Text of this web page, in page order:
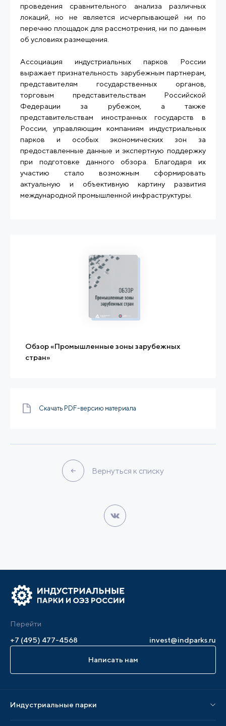
проведения сравнительного анализа различных
локаций, но не является исчерпывающей ни по
перечню площадок для рассмотрения, ни по данным
об условиях размещения.
Ассоциация индустриальных парков России
выражает признательность зарубежным партнерам,
представителям государственных органов,
торговым представительствам Российской
Федерации за рубежом, а также
представительствам иностранных государств в
России, управляющим компаниям индустриальных
парков и особых экономических зон за
предоставленные данные и экспертную поддержку
при подготовке данного обзора. Благодаря их
участию стало возможным сформировать
актуальную и объективную картину развития
международной промышленной инфраструктуры.
Обзор «Промышленные зоны зарубежных
стран»
Скачать PDF-версию материала
Вернуться к списку
Перейти
+7 (495) 477-4568
invest@indparks.ru
Написать нам
Индустриальные парки